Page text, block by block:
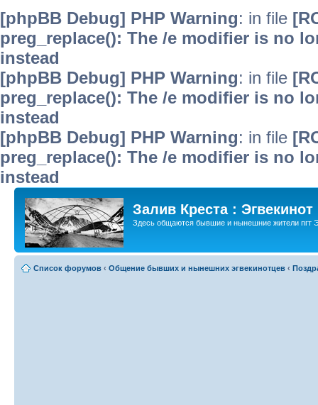
[phpBB Debug] PHP Warning: in file
preg_replace(): The /e modifier is no
instead
[phpBB Debug] PHP Warning: in file
preg_replace(): The /e modifier is no
instead
[phpBB Debug] PHP Warning: in file
preg_replace(): The /e modifier is no
instead
Залив Креста : Эгвекинот
Здесь общаются бывшие и нынешние жители пгт
Список форумов ‹ Общение бывших и нынешних эгвекинотцев ‹